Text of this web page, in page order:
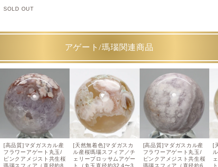
SOLD OUT
アゲート/瑪瑙関連商品
[高品質]マダガスカル産
フラワーアゲート丸玉/
ピンクアメジスト共生桜
瑪瑙スフィア（直径約8
[天然無着色]マダガスカ
ル産桜瑪瑙スフィア／チ
ェリーブロッサムアゲー
ト（丸玉直径約32.4〜3
[高品質]マダガスカル産
フラワーアゲート丸玉/
ピンクアメジスト共生桜
瑪瑙スフィア（直径約6
[